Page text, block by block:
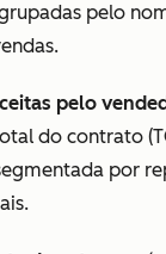
pelo
pelo
do contrato
por